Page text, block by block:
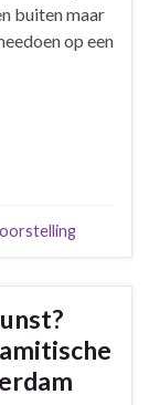
buiten maar
op een